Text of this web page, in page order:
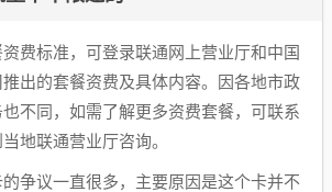
费标准，可登录联通网上营业厅和中国
出的套餐资费及具体内容。因各地市政
不同，如需了解更多资费套餐，可联系
地联通营业厅咨询。
争议一直很多，主要原因是这个卡并不